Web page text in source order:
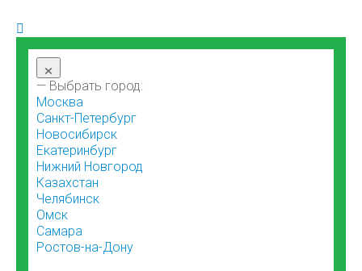
×
— Выбрать город:
Москва
Санкт-Петербург
Новосибирск
Екатеринбург
Нижний Новгород
Казахстан
Челябинск
Омск
Самара
Ростов-на-Дону